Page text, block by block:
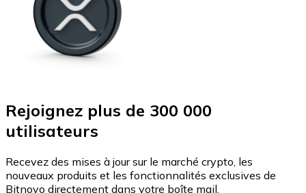
Rejoignez plus de 300 000
utilisateurs
Recevez des mises à jour sur le marché crypto, les
nouveaux produits et les fonctionnalités exclusives de
Bitnovo directement dans votre boîte mail.